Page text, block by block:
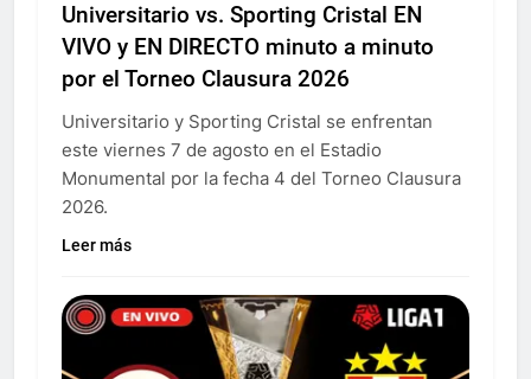
Universitario vs. Sporting Cristal EN
VIVO y EN DIRECTO minuto a minuto
por el Torneo Clausura 2026
Universitario y Sporting Cristal se enfrentan
este viernes 7 de agosto en el Estadio
Monumental por la fecha 4 del Torneo Clausura
2026.
Leer más